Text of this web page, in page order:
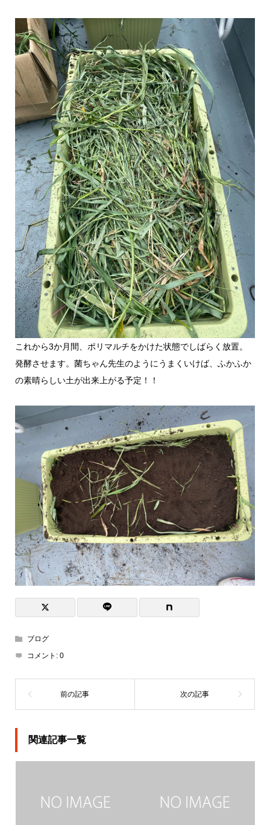
これから3か月間、ポリマルチをかけた状態でしばらく放置。
発酵させます。菌ちゃん先生のようにうまくいけば、ふかふか
の素晴らしい土が出来上がる予定！！
ブログ
コメント: 0
関連記事一覧